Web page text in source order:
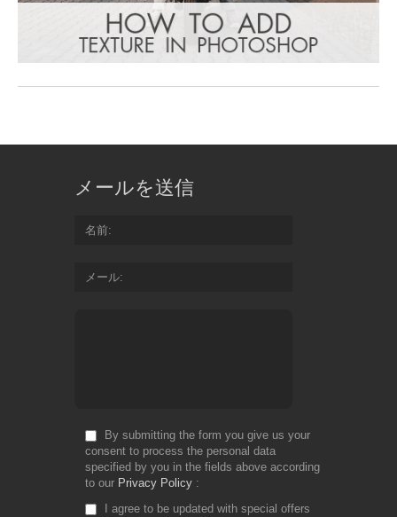
メールを送信
名前
メール
By submitting the form you give us your
consent to process the personal data
specified by you in the fields above according
to our Privacy Policy
I agree to be updated with special offers